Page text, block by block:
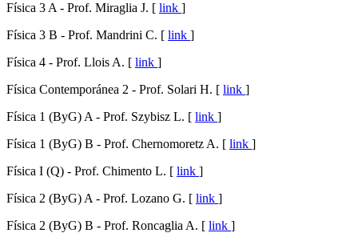
Física 3 A - Prof. Miraglia J. [ link ]
Física 3 B - Prof. Mandrini C. [ link ]
Física 4 - Prof. Llois A. [ link ]
Física Contemporánea 2 - Prof. Solari H. [ link ]
Física 1 (ByG) A - Prof. Szybisz L. [ link ]
Física 1 (ByG) B - Prof. Chernomoretz A. [ link ]
Física I (Q) - Prof. Chimento L. [ link ]
Física 2 (ByG) A - Prof. Lozano G. [ link ]
Física 2 (ByG) B - Prof. Roncaglia A. [ link ]